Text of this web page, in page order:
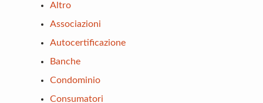
Altro
Associazioni
Autocertificazione
Banche
Condominio
Consumatori